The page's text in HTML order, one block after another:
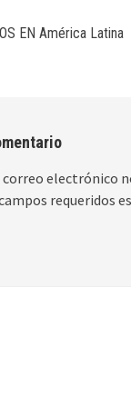
EN América Latina
correo electrónico
requeridos